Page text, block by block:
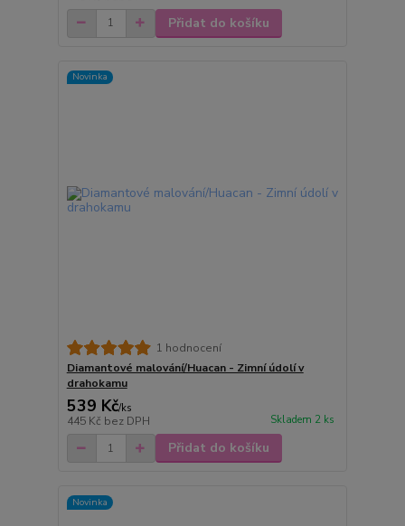
Přidat do košíku
Novinka
1 hodnocení
Diamantové malování/Huacan - Zimní údolí v
drahokamu
539 Kč/ks
445 Kč bez DPH Skladem 2 ks
Přidat do košíku
Novinka